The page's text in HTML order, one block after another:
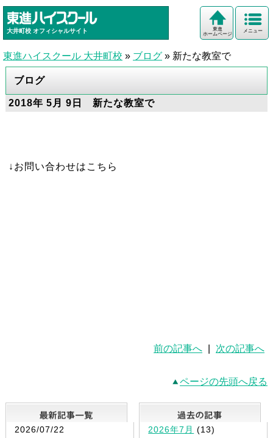
大井町校 オフィシャルサイト メニュー
東進
ホームページ
東進ハイスクール 大井町校 » ブログ » 新たな教室で
ブログ
2018年 5月 9日 新たな教室で
↓お問い合わせはこちら
前の記事へ 次の記事へ
ページの先頭へ戻る
最新記事一覧
2026/07/22
2026年7月 (13)